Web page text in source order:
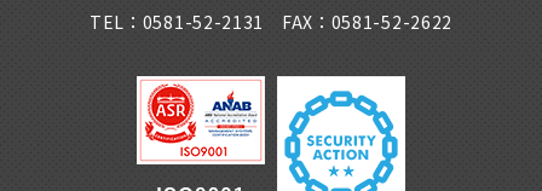
TEL：0581-52-2131 FAX：0581-52-2622